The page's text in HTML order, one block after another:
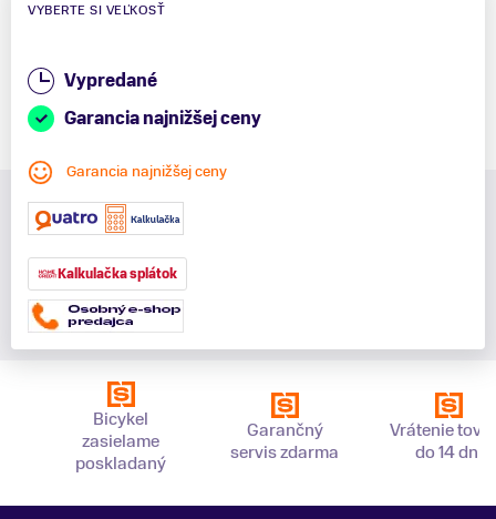
VYBERTE SI VEĽKOSŤ
Vypredané
Garancia najnižšej ceny
Garancia najnižšej ceny
Kalkulačka splátok
Bicykel
zasielame
poskladaný
Garančný
servis zdarma
Vrátenie
do 14 dní